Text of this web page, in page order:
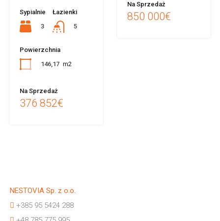
Sypialnie
3
Łazienki
5
Powierzchnia
146,17 m2
Na Sprzedaż
376 852€
Na Sprzedaż
850 000€
NESTOVIA Sp. z o.o.
+385 95 5424 288